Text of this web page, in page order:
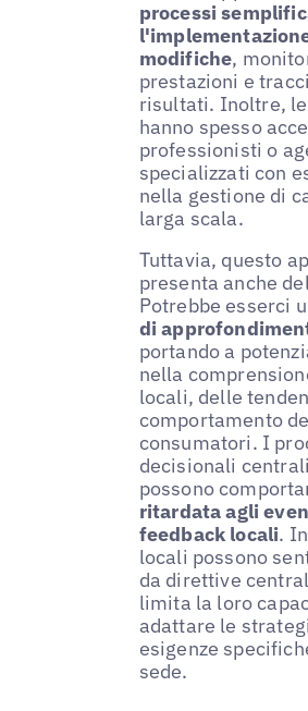
processi
modifiche,
prestazioni e
risultati. Inoltre,
hanno spesso
professionisti o
specializzati con
nella gestione di
larga scala.
Tuttavia, questo
presenta anche
Potrebbe esserci
di
portando a
nella
locali, delle
comportamento
consumatori. I
decisionali
possono
ritardata agli
feedback locali.
locali possono
da direttive
limita la loro
adattare le
esigenze
sede.